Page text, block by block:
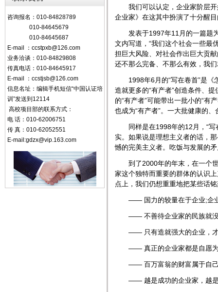
咨询报名：010-84828789
010-84645679
010-84645687
E-mail ： ccstpxb@126.com
业务洽谈：010-84829808
传真电话：010-84645917
E-mail
： ccstjsb@126.com
信息名址：编辑手机短信“中国认证培
训”发送到12114
高校项目部的联系方式：
电 话：010-62006751
传 真：010-62052551
E-mail:gdzx@vip.163.com
我们可以认定， 企业家阶层
企业家》在这其中扮演了十分醒
发表于1997年11月的一篇题为
文内写道，“我们这个社会一些
担巨大风险、对社会作出巨大贡
还不那么完备、不那么有效，我
1998年6月的“写在卷首”是《
造就更多的“有产者”创造条件、
的“有产者”可能带出一批小的“有
也成为“有产者”。一大批健康的
同样是在1998年的12月，“写
实。如果说是理想主义者的话，
憾的完美主义者。吃饭与发展的
到了2000年的年末，在一个世
家这个独特而重要的群体的认识
点上，我们仍想重重地把某些话
―― 国力的较量在于企业;企
―― 不善待企业家的民族就
―― 只有造就强大的企业，才
―― 真正的企业家都是自愿
―― 百万富翁的财富属于自己
―― 越是成功的企业家 ，越